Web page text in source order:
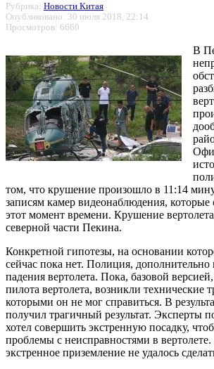
Рубрика: Новости Китая
Опубликовано: 30 июля 2018, 22:14
Просмотров: 6660
В
том, что крушение произошло в 11:14
записям камер видеонаблюдения,
этот момент времени. Крушение
северной части Пекина.
Конкретной гипотезы, на основании
сейчас пока нет. Полиция,
падения вертолета. Пока, базовой
пилота вертолета, возникли технические
которыми он не мог справиться. В
получил трагичный результат. Эксперты
хотел совершить экстренную посадку,
проблемы с неисправностями в
экстренное приземление не удалось